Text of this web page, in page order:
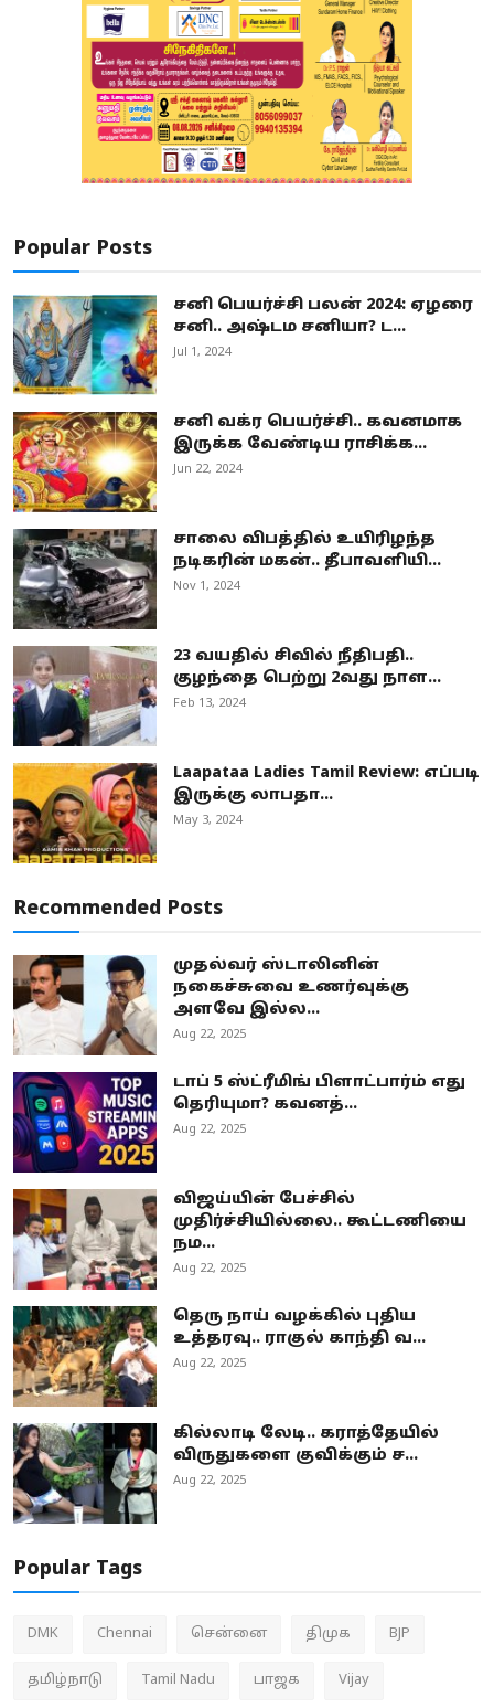
Popular Posts
சனி பெயர்ச்சி பலன் 2024: ஏழரை
சனி.. அஷ்டம சனியா? ட...
Jul 1, 2024
சனி வக்ர பெயர்ச்சி.. கவனமாக
இருக்க வேண்டிய ராசிக்க...
Jun 22, 2024
சாலை விபத்தில் உயிரிழந்த
நடிகரின் மகன்.. தீபாவளியி...
Nov 1, 2024
23 வயதில் சிவில் நீதிபதி..
குழந்தை பெற்று 2வது நாள...
Feb 13, 2024
Laapataa Ladies Tamil Review: எப்படி
இருக்கு லாபதா...
May 3, 2024
Recommended Posts
முதல்வர் ஸ்டாலினின்
நகைச்சுவை உணர்வுக்கு
அளவே இல்ல...
Aug 22, 2025
டாப் 5 ஸ்ட்ரீமிங் பிளாட்பார்ம் எது
தெரியுமா? கவனத்...
Aug 22, 2025
விஜய்யின் பேச்சில்
முதிர்ச்சியில்லை.. கூட்டணியை
நம...
Aug 22, 2025
தெரு நாய் வழக்கில் புதிய
உத்தரவு.. ராகுல் காந்தி வ...
Aug 22, 2025
கில்லாடி லேடி.. கராத்தேயில்
விருதுகளை குவிக்கும் ச...
Aug 22, 2025
Popular Tags
DMK Chennai சென்னை திமுக BJP
தமிழ்நாடு Tamil Nadu பாஜக Vijay